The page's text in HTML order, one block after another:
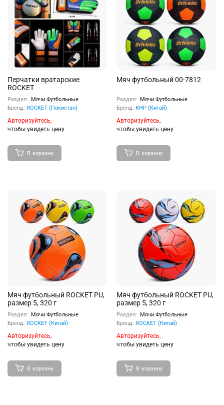
Перчатки вратарские
ROCKET
Раздел:
Мячи Футбольные
Бренд: ROCKET (Пакистан)
Авторизуйтесь,
чтобы увидеть цену
В корзину
Мяч футбольный 00-7812
Раздел:
Мячи Футбольные
Бренд: КНР (Китай)
Авторизуйтесь,
чтобы увидеть цену
В корзину
Мяч футбольный ROCKET PU,
размер 5, 320 г
Раздел:
Мячи Футбольные
Бренд: ROCKET (Китай)
Авторизуйтесь,
чтобы увидеть цену
В корзину
Мяч футбольный ROCKET PU,
размер 5, 320 г
Раздел:
Мячи Футбольные
Бренд: ROCKET (Китай)
Авторизуйтесь,
чтобы увидеть цену
В корзину